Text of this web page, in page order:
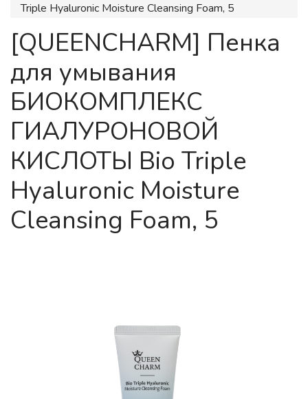
Triple Hyaluronic Moisture Cleansing Foam, 5
[QUEENCHARM] Пенка
для умывания
БИОКОМПЛЕКС
ГИАЛУРОНОВОЙ
КИСЛОТЫ Bio Triple
Hyaluronic Moisture
Cleansing Foam, 5